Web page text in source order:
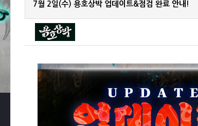
7월 2일(수) 용호상박 업데이트&점검 완료 안내!